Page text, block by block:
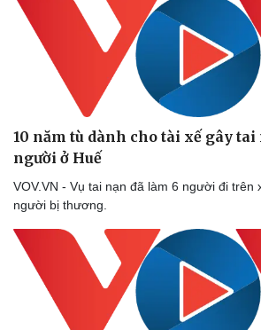
10 năm tù dành cho tài xế gây
người ở Huế
VOV.VN - Vụ tai nạn đã làm 6 người đi trên
người bị thương.